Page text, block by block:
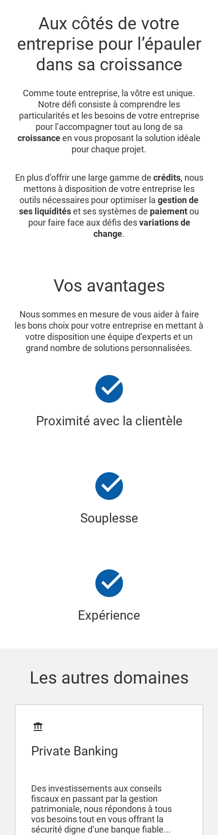
Aux côtés de votre
entreprise pour l’épauler
dans sa croissance
Comme toute entreprise, la vôtre est unique.
Notre défi consiste à comprendre les
particularités et les besoins de votre entreprise
pour l’accompagner tout au long de sa
croissanceen vous proposant la solution idéale
pour chaque projet.
En plus d’offrir une large gamme de crédits, nous
mettons à disposition de votre entreprise les
outils nécessaires pour optimiser la gestion de
ses liquiditéset ses systèmes de paiementou
pour faire face aux défis desvariations de
change.
Vos avantages
Nous sommes en mesure de vous aider à faire
les bons choix pour votre entreprise en mettant à
votre disposition une équipe d’experts et un
grand nombre de solutions personnalisées.
Proximité avec la clientèle
Souplesse
Expérience
Les autres domaines
Private Banking
Des investissements aux conseils
fiscaux en passant par la gestion
patrimoniale, nous répondons à tous
vos besoins tout en vous offrant la
sécurité digne d’une banque fiable...